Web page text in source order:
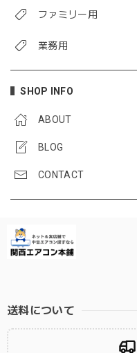
ファミリー用
業務用
SHOP INFO
ABOUT
BLOG
CONTACT
送料について